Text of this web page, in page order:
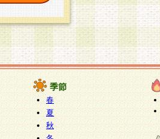
季節
春
夏
秋